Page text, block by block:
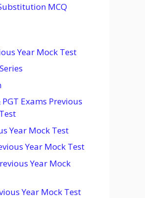
MCQ
Year Mock Test
PGT Exams Previous
Year Mock Test
Year Mock Test
Year Mock
Year Mock Test